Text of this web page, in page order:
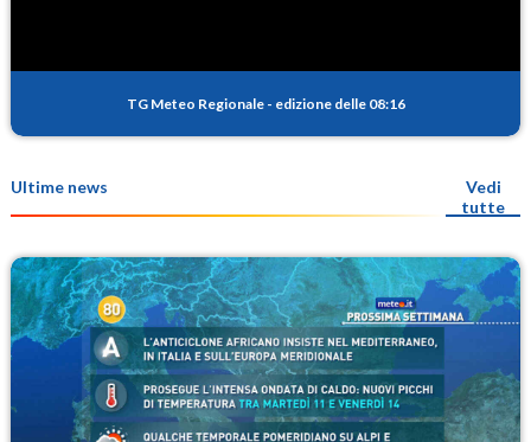
TG Meteo Regionale - edizione delle 08:16
Ultime news
Vedi
tutte